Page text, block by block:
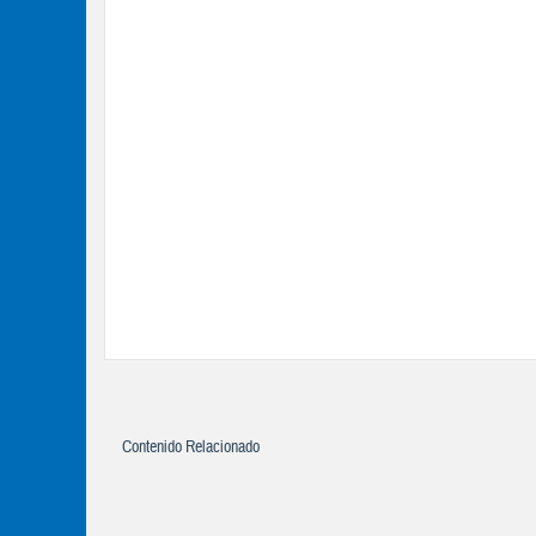
Contenido Relacionado